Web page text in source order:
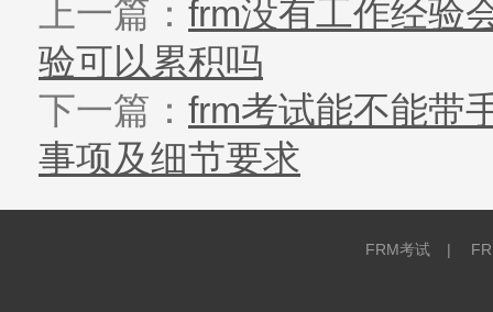
上一篇： frm没有工作经验
验可以累积吗
下一篇： frm考试能不能带
事项及细节要求
FRM考试 |